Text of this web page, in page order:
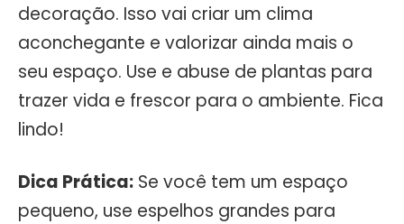
decoração. Isso vai criar um clima
aconchegante e valorizar ainda mais o
seu espaço. Use e abuse de plantas para
trazer vida e frescor para o ambiente. Fica
lindo!
Dica Prática: Se você tem um espaço
pequeno, use espelhos grandes para